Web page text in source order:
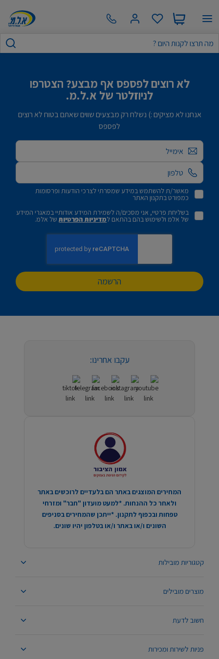
לא רוצים לפספס אף מבצע? הצטרפו
לניוזלטר של א.ל.מ.
אנחנו לא מציקים :) נשלח רק מבצעים שווים שאתם בטוח לא רוצים
לפספס
אימייל
מאשר/ת להשתמש במידע שמסרתי לצרכי הודעות ופרסומות
כמפורט בתקנון האתר
בשליחת פרטיי, אני מסכים/ה לשמירת המידע אודותיי במאגרי המידע
של אלמ ולשימוש בהם בהתאם למדיניות הפרטיותשל אלמ.
הרשמה
קטגוריות מובילות
מוצרים מובילים
חשוב לדעת
פניות לשירות ומכירות
עקבו אחרינו:
המחירים המוצגים באתר הם בלעדיים לרוכשים באתר
ולאחר כל ההנחות. *למעט מועדון "חבר" ומזרחי
טפחות ובכפוף לתקנון. *ייתכן שהמחירים בסניפים
השונים ו/או באתר ו/או בטלפון יהיו שונים.